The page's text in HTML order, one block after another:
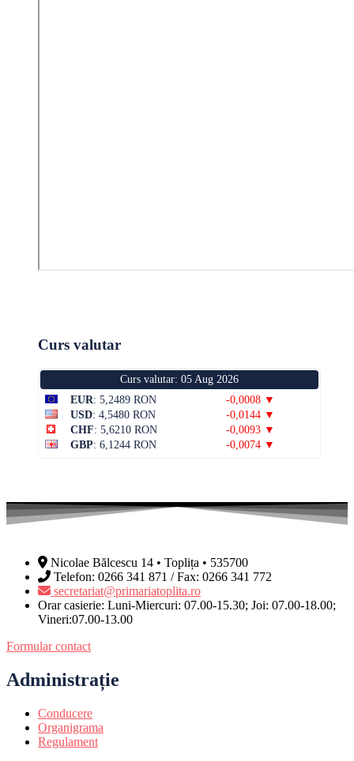
Curs valutar
Curs valutar: 05 Aug 2026
EUR: 5,2489 RON
-0,0008 ▼
USD: 4,5480 RON
-0,0144 ▼
CHF: 5,6210 RON
-0,0093 ▼
GBP: 6,1244 RON -0,0074 ▼
Nicolae Bălcescu 14 • Toplița • 535700
Telefon: 0266 341 871 / Fax: 0266 341 772
secretariat@primariatoplita.ro
Orar casierie: Luni-Miercuri: 07.00-15.30; Joi: 07.00-18.00;
Vineri:07.00-13.00
Formular contact
Administrație
Conducere
Organigrama
Regulament